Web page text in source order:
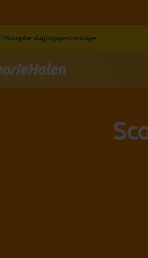
Hoogste slagingspercentage